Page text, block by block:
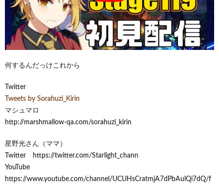
何するんだっけこれから
Twitter
Tweets by Sorahuzi_Kirin
マシュマロ
http://marshmallow-qa.com/sorahuzi_kirin
星野光さん（ママ）
Twitter https://twitter.com/Starlight_chann
YouTube
https://www.youtube.com/channel/UCUHsCratmjA7dPbAulQi7dQ/f